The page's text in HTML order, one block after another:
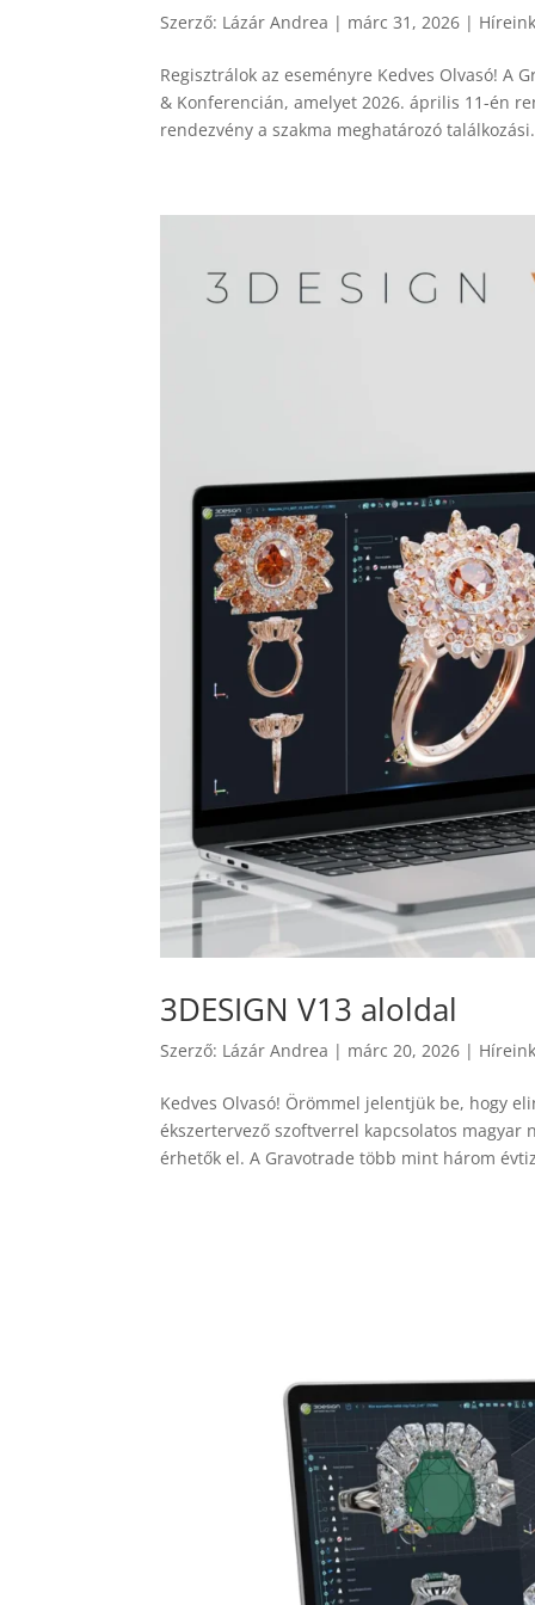
Szerző: Lázár Andrea | márc 31, 2026 |
Regisztrálok az eseményre Kedves Olvasó! A
& Konferencián, amelyet 2026. április 11-én
rendezvény a szakma meghatározó
3DESIGN V13 aloldal
Szerző: Lázár Andrea | márc 20, 2026 |
Kedves Olvasó! Örömmel jelentjük be, hogy
ékszertervező szoftverrel kapcsolatos
érhetők el. A Gravotrade több mint három